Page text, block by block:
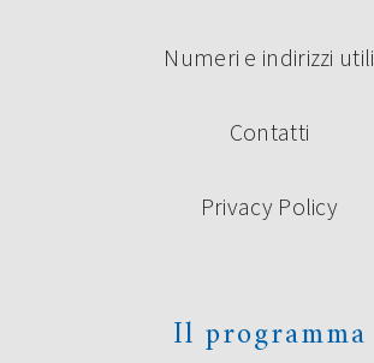
Numeri e indirizzi utili
Contatti
Privacy Policy
Il programma